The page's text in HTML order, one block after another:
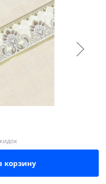
корзину
карты